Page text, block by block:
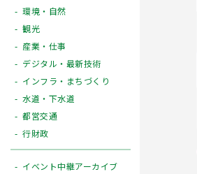
環境・自然
観光
産業・仕事
デジタル・最新技術
インフラ・まちづくり
水道・下水道
都営交通
行財政
イベント中継アーカイブ